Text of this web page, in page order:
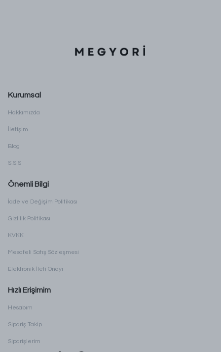
Kurumsal
Hakkımızda
İletişim
Blog
S.S.S
Önemli Bilgi
İade ve Değişim Politikası
Gizlilik Politikası
KVKK
Mesafeli Satış Sözleşmesi
Elektronik İleti Onayı
Hızlı Erişimim
Hesabım
Sipariş Takip
Siparişlerim